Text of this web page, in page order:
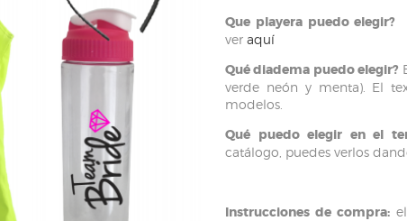
Que playera puedo elegir?
veraquí
Qué diadema puedo elegir?
verde neón y menta). El
modelos.
Qué puedo elegir en el
catálogo, puedes verlos
Instrucciones de compra: